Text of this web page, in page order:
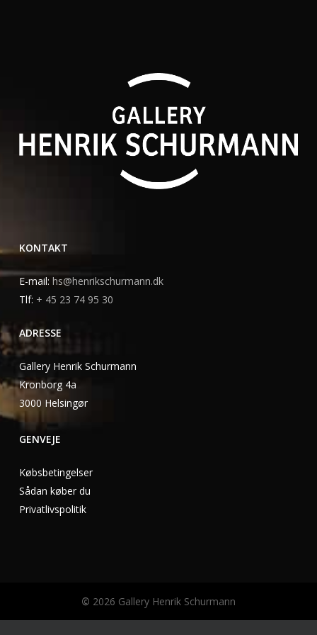
KONTAKT
E-mail: hs@henrikschurmann.dk
Tlf: + 45 23 74 95 30
ADRESSE
Gallery Henrik Schurmann
Kronborg 4a
3000 Helsingør
GENVEJE
Købsbetingelser
Sådan køber du
Privatlivspolitik
© 2026 Gallery Henrik Schurmann